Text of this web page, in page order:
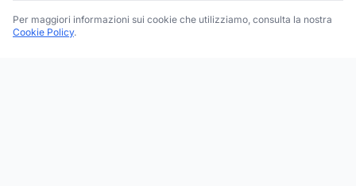
Per maggiori informazioni sui cookie che utilizziamo, consulta la nostra
Cookie Policy.